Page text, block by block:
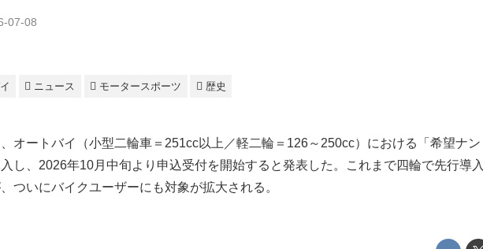
07-08
ニュース モータースポーツ 歴史
オートバイ（小型二輪車＝251cc以上／軽二輪＝126～250cc）における「希望ナン
し、2026年10月中旬より申込受付を開始すると発表した。これまで四輪で先行導入
ついにバイクユーザーにも対象が拡大される。